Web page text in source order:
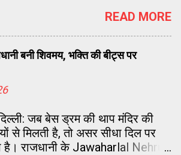
सुविधाओं को मजबूत कर आधुनिक
प्रेरणादायक माहौल में पढ़ सकें।
READ MORE
बनी शिवमय, भक्ति की बीट्स पर
जब बेस ड्रम की थाप मंदिर की
से मिलती है, तो असर सीधा दिल पर
है। राजधानी के Jawaharlal Nehru